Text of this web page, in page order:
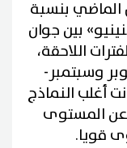
بنسبة
بين جوان
للفترات اللاحقة،
وسبتمبر-
وكانت أغلب النماذج
عن المستوى
قويا.